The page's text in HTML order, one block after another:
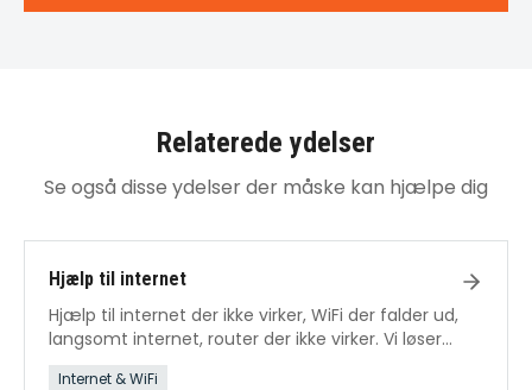
Relaterede ydelser
Se også disse ydelser der måske kan hjælpe dig
Hjælp til internet
Hjælp til internet der ikke virker, WiFi der falder ud,
langsomt internet, router der ikke virker. Vi løser
alle internetproblemer.
Internet & WiFi